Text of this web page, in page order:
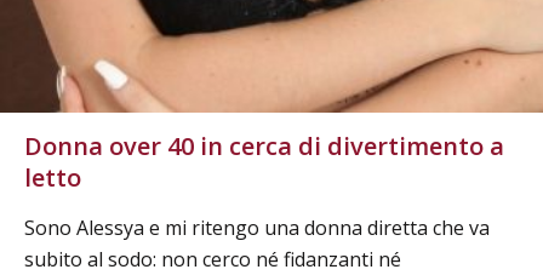
Donna over 40 in cerca di divertimento a
letto
Sono Alessya e mi ritengo una donna diretta che va
subito al sodo: non cerco né fidanzanti né